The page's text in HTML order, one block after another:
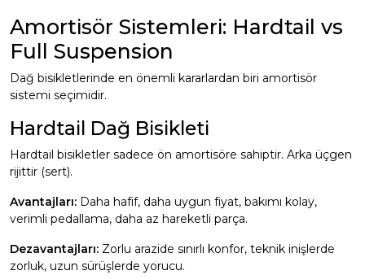
Amortisör Sistemleri: Hardtail vs
Full Suspension
Dağ bisikletlerinde en önemli kararlardan biri amortisör
sistemi seçimidir.
Hardtail Dağ Bisikleti
Hardtail bisikletler sadece ön amortisöre sahiptir. Arka üçgen
rijittir (sert).
Avantajları: Daha hafif, daha uygun fiyat, bakımı kolay,
verimli pedallama, daha az hareketli parça.
Dezavantajları: Zorlu arazide sınırlı konfor, teknik inişlerde
zorluk, uzun sürüşlerde yorucu.